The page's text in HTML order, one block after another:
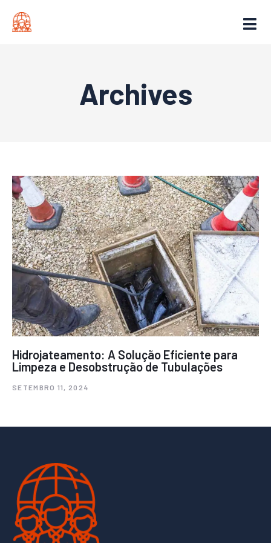
Archives
Hidrojateamento: A Solução Eficiente para
Limpeza e Desobstrução de Tubulações
SETEMBRO 11, 2024